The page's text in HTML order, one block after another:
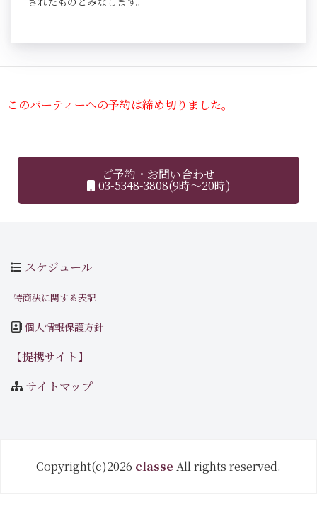
このパーティーへの予約は締め切りました。
ご予約・お問い合わせ
03-5348-3808(9時～20時)
スケジュール
特商法に関する表記
個人情報保護方針
【提携サイト】
サイトマップ
Copyright(c)2026 classe All rights reserved.